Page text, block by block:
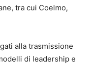
tra cui Coelmo,
alla trasmissione
di leadership e